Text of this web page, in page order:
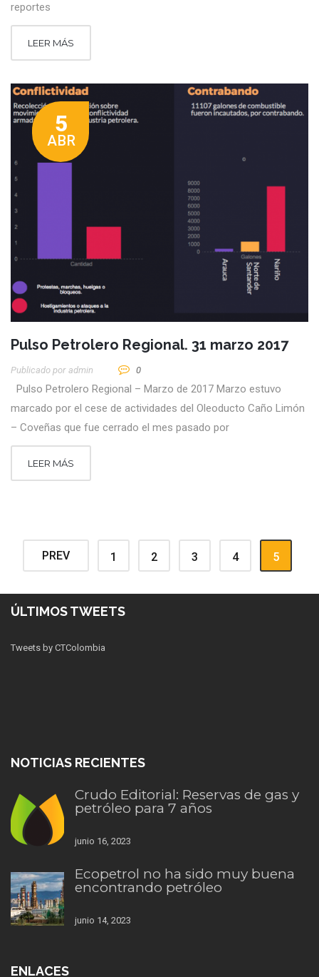
reportes
LEER MÁS
5
ABR
Pulso Petrolero Regional. 31 marzo 2017
Publicado por Admin 0
Pulso Petrolero Regional – Marzo de 2017 Marzo estuvo
marcado por el cese de actividades del Oleoducto Caño Limón
– Coveñas que fue cerrado el mes pasado por
LEER MÁS
PREV 1 2 3 4 5
ÚLTIMOS TWEETS
Tweets by CTColombia
NOTICIAS RECIENTES
Crudo Editorial: Reservas de gas y
petróleo para 7 años
junio 16, 2023
Ecopetrol no ha sido muy buena
encontrando petróleo
junio 14, 2023
ENLACES